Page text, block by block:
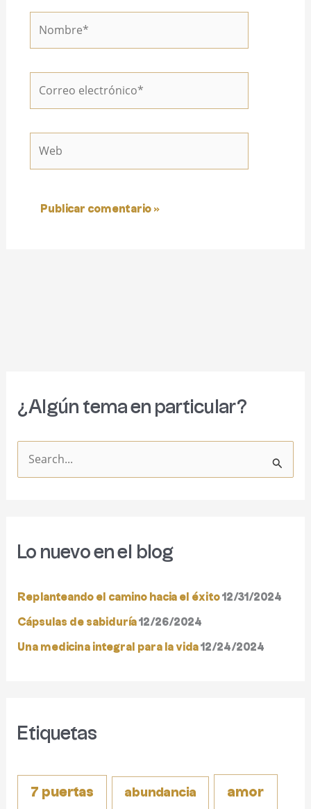
¿Algún tema en particular?
a
p
o
r
Lo nuevo en el blog
Replanteando el camino hacia el éxito 12/31/2024
Cápsulas de sabiduría 12/26/2024
Una medicina integral para la vida 12/24/2024
Etiquetas
7 puertas abundancia amor